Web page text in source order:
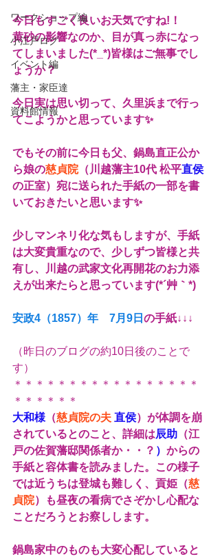
ワークショップ編
小江戸ログ
イベント編
藩主・家臣達
資料館情報
今日もすごく良いお天気ですね!！
黄砂の影響なのか、目が真っ赤になっ
てしまいました(*_*)皆様はご無事でし
ょうか？
今日実は思い切って、久里浜まで行っ
てこようかと思っています✨
でもその前に今日も父、鍋島直正公か
ら娘の慈貞院（川越藩主10代 松平直侯
の正室）宛に送られた手紙の一部を書
いておきたいと思います✨
少しマンネリ化な気もしますが、手紙
は大変貴重なので、少しずつ皆様と共
有し、川越の武家文化再開花のお力添
えが出来たらと思っています(*´艸｀*)
安政4（1857）年　7月9日 の手紙↓↓↓
（昨日のブログの約10日後のことで
す）
＊＊＊＊＊＊＊＊＊＊＊＊＊＊＊＊＊
＊＊＊＊＊＊
大和様 （慈貞院の夫 直侯）が体調を崩
されているとのこと、詳細は辰助 （江
戸の佐賀藩邸関係者か・・？ ） からの
手紙と容体書を読みました。この様子
では近うちは登城も難しく、貢姫（慈
貞院）も昼夜の看病でさぞかし心配な
ことだろうとお察しします。
鍋島家中のものも大変心配していると